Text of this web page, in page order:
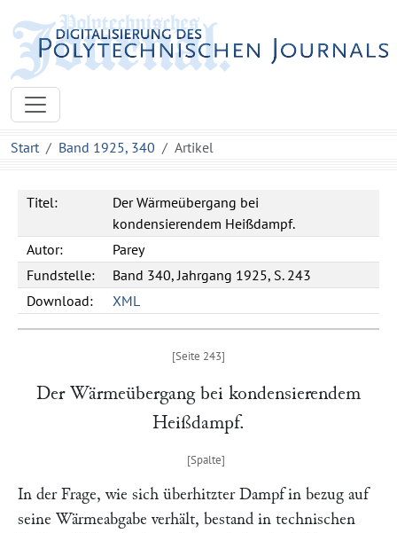
Start Band 1925, 340 Artikel
Titel:
Der Wärmeübergang bei
kondensierendem Heißdampf.
Autor:
Parey
Fundstelle:
Band 340, Jahrgang 1925, S. 243
Download:
XML
Der Wärmeübergang bei kondensierendem
Heißdampf.
In der Frage, wie sich überhitzter Dampf in bezug auf
seine Wärmeabgabe verhält, bestand in technischen